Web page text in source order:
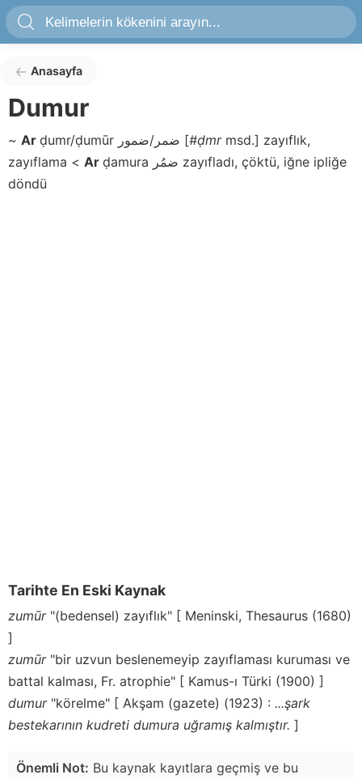
Anasayfa
Dumur
~ Ar ḍumr/ḍumūr [#ḍmrmsd.] zayıflık,
zayıflama < Ar ḍamura
zayıfladı, çöktü, iğne ipliğe
döndü
Tarihte En Eski Kaynak
zumūr"(bedensel) zayıflık" [ Meninski, Thesaurus (1680)
]
zumūr"bir uzvun beslenemeyip zayıflaması kuruması ve
battal kalması, Fr. atrophie" [ Kamus-ı Türki (1900) ]
dumur"körelme" [ Akşam (gazete) (1923) : ...şark
bestekarının kudreti dumura uğramış kalmıştır. ]
Önemli Not: Bu kaynak kayıtlara geçmiş ve bu